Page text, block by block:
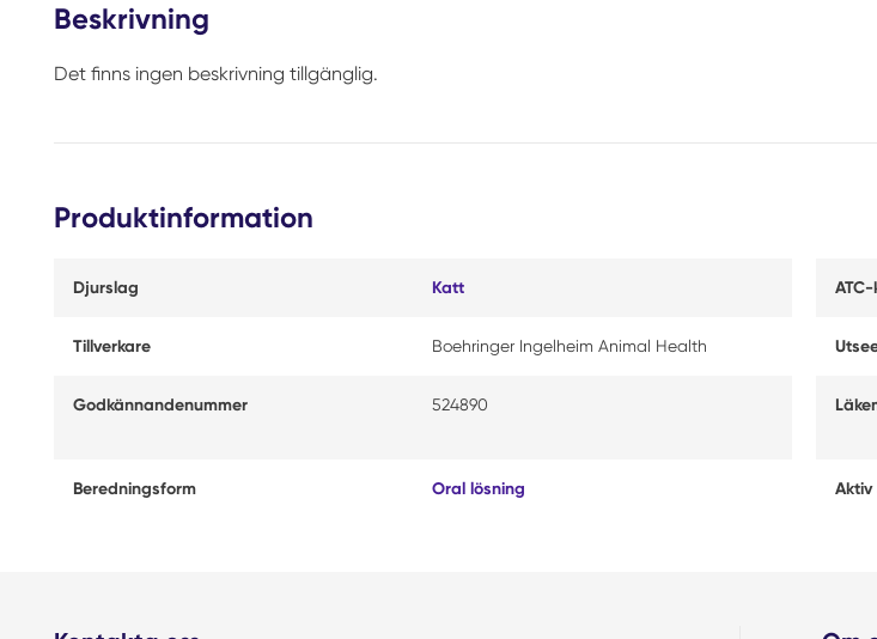
Beskrivning
Det finns ingen beskrivning tillgänglig.
Produktinformation
Djurslag Katt ATC-
Tillverkare Boehringer Ingelheim Animal Health
Godkännandenummer 524890
Beredningsform Oral lösning Aktiv